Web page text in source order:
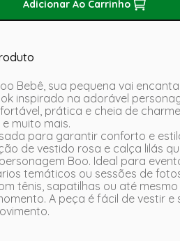
Adicionar Ao Carrinho
Bebê, sua pequena vai
inspirado na adorável
prática e cheia de
muito mais.
para garantir conforto e
de vestido rosa e calça lilás
Boo. Ideal para
temáticos ou sessões de
tênis, sapatilhas ou até
A peça é fácil de vestir e